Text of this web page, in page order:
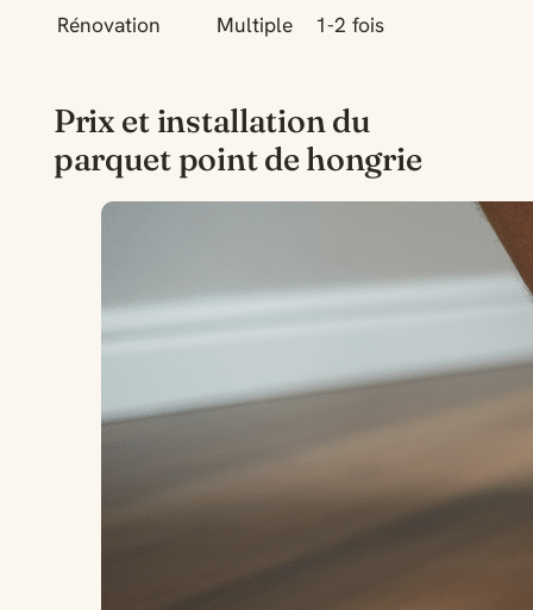
Rénovation
Multiple 1-2 fois
Prix et installation du
parquet point de hongrie